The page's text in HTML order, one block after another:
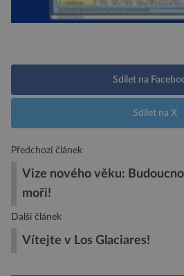
Sdílet na
Sdílet na X
Předchozí článek
Vize nového věku:
moři!
Další článek
Vítejte v Los Glaciares!